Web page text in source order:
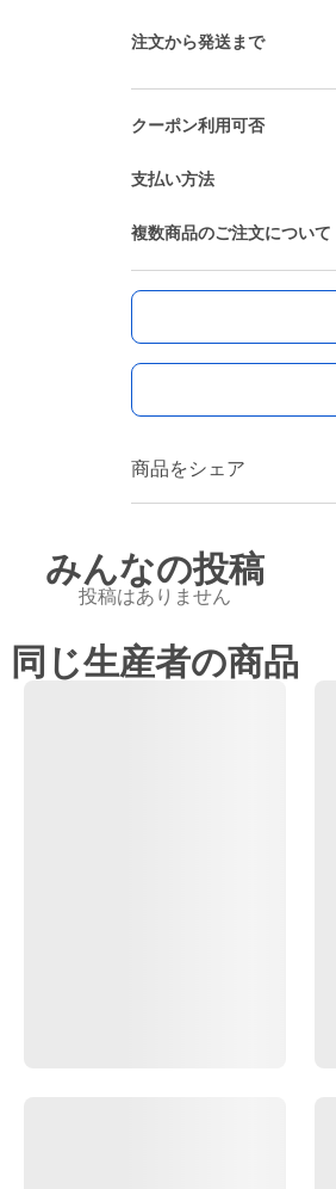
注文から発送まで
クーポン利用可否
支払い方法
複数商品のご注文について
商品をシェア
みんなの投稿
投稿はありません
同じ生産者の商品